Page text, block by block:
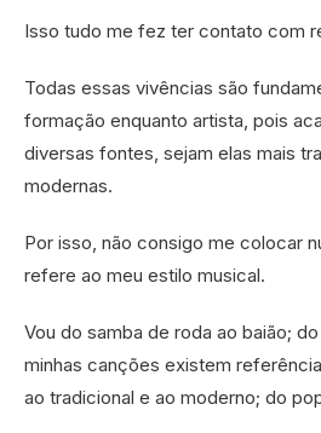
Isso tudo me fez ter contato com
Todas essas vivências são
formação enquanto artista, pois
diversas fontes, sejam elas mais
modernas.
Por isso, não consigo me colocar
refere ao meu estilo musical.
Vou do samba de roda ao baião;
minhas canções existem
ao tradicional e ao moderno; do